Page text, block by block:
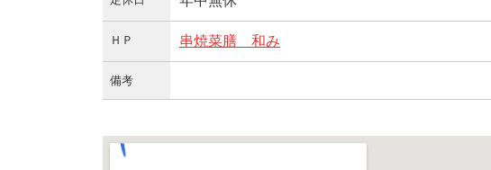
ＨＰ 串焼菜膳 和み
備考